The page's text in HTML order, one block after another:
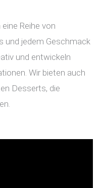
Reihe von
und jedem Geschmack
und entwickeln
Wir bieten auch
Desserts, die